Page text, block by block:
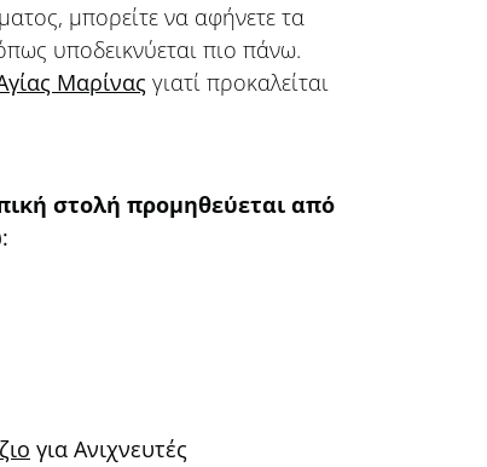
μπορείτε να αφήνετε τα
υποδεικνύεται πιο πάνω.
Μαρίνας γιατί προκαλείται
στολή προμηθεύεται από
για Ανιχνευτές